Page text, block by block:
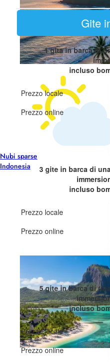
Nubi sparse
Indonesia
Gite
1 gita in barca di
incluso
Prezzo locale
Prezzo online
3 gite in barca di
incluso
Prezzo locale
Prezzo online
5 gite in barca di
incluso
Prezzo locale
Prezzo online